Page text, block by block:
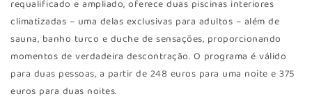
requalificado e ampliado, oferece duas piscinas interiores
climatizadas – uma delas exclusivas para adultos – além de
sauna, banho turco e duche de sensações, proporcionando
momentos de verdadeira descontração. O programa é válido
para duas pessoas, a partir de 248 euros para uma noite e 375
euros para duas noites.